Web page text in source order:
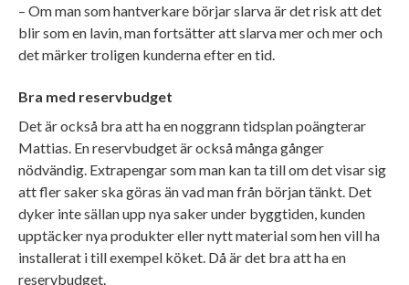
– Om man som hantverkare börjar slarva är det risk att det
blir som en lavin, man fortsätter att slarva mer och mer och
det märker troligen kunderna efter en tid.
Bra med reservbudget
Det är också bra att ha en noggrann tidsplan poängterar
Mattias. En reservbudget är också många gånger
nödvändig. Extrapengar som man kan ta till om det visar sig
att fler saker ska göras än vad man från början tänkt. Det
dyker inte sällan upp nya saker under byggtiden, kunden
upptäcker nya produkter eller nytt material som hen vill ha
installerat i till exempel köket. Då är det bra att ha en
reservbudget.